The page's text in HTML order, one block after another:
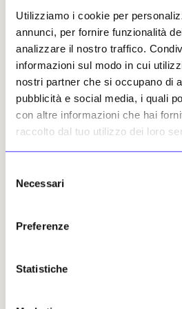
Utilizziamo i cookie per
annunci, per fornire funzionalità
analizzare il nostro traffico.
informazioni sul modo in cui
nostri partner che si occupano di
pubblicità e social media, i quali
con altre informazioni che hai
raccolto dal tuo utilizzo dei loro
delNecessari
Preferenze
Statistiche
questa prospettiva si
acquisizioni più rilevanti
finanziario, che
fondamentali come Raden
Zóbel, insieme a opere di
regione comeAnita
donna del celebre gruppo
Moderns e figura centrale
provenienti dal Myanmar,
dell’Ottocento e l’inizio
corpus che riunisce
di primo piano dell’epoca,
Jackson & Bentley